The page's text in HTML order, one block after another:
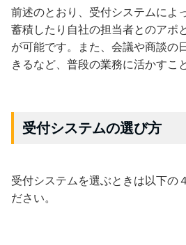
前述のとおり、受付システムによ
蓄積したり自社の担当者とのアポ
が可能です。また、会議や商談の
きるなど、普段の業務に活かすこ
受付システムの選び方
受付システムを選ぶときは以下の
ださい。